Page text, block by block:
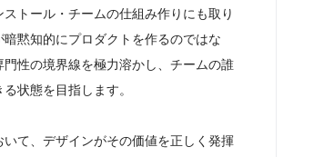
トール・チームの仕組み作りにも取り
黙知的にプロダクトを作るのではな
性の境界線を極力溶かし、チームの誰
状態を目指します。
て、デザインがその価値を正しく発揮